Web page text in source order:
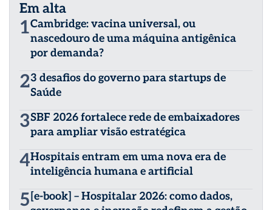
Em alta
1Cambridge: vacina universal, ou
nascedouro de uma máquina antigênica
por demanda?
23 desafios do governo para startups de
Saúde
3SBF 2026 fortalece rede de embaixadores
para ampliar visão estratégica
4Hospitais entram em uma nova era de
inteligência humana e artificial
5 [e-book] – Hospitalar 2026: como dados,